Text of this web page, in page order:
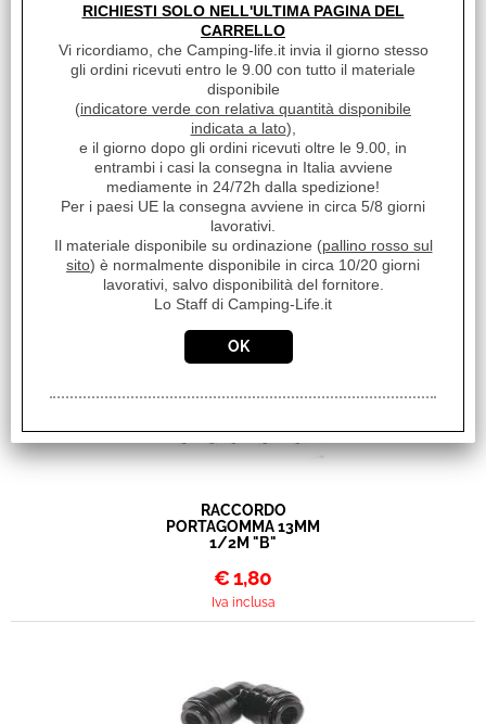
RUBINETTO IN LINEA
ATTACCHI RAPIDI 12MM
€ 9,91 Sconto 20.3%
€7,90
Iva inclusa
RACCORDO
PORTAGOMMA 13MM
1/2M "B"
€1,80
Iva inclusa
RICHIESTI SOLO NELL'ULTIMA PAGINA DEL
CARRELLO
Vi ricordiamo, che Camping-life.it invia il giorno stesso
gli ordini ricevuti entro le 9.00 con tutto il materiale
disponibile
(indicatore verde con relativa quantità disponibile
indicata a lato),
e il giorno dopo gli ordini ricevuti oltre le 9.00, in
entrambi i casi la consegna in Italia avviene
mediamente in 24/72h dalla spedizione!
Per i paesi UE la consegna avviene in circa 5/8 giorni
lavorativi.
Il materiale disponibile su ordinazione (pallino rosso sul
sito) è normalmente disponibile in circa 10/20 giorni
lavorativi, salvo disponibilità del fornitore.
Lo Staff di Camping-Life.it